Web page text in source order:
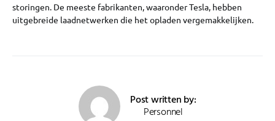
storingen. De meeste fabrikanten, waaronder Tesla, hebben
uitgebreide laadnetwerken die het opladen vergemakkelijken.
Post written by:
Personnel